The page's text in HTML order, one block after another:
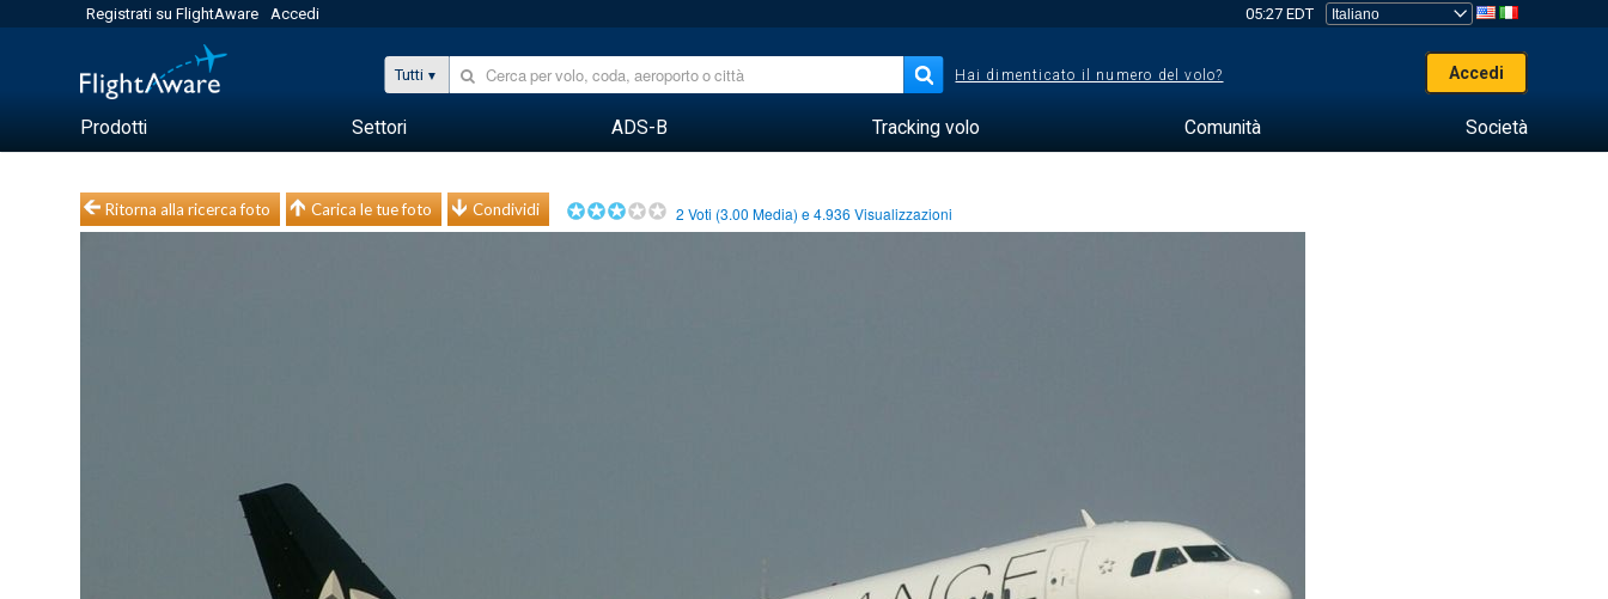
Registrati su FlightAware Accedi 05:27 EDT
Tutti Hai dimenticato il numero del volo? Accedi
Prodotti Settori ADS-B Tracking volo Comunità Società
Ritorna alla ricerca foto Carica le tue foto Condividi 2 Voti (3.00 Media) e4.936 Visualizzazioni